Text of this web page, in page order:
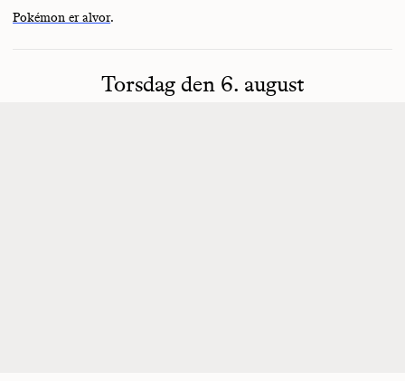
Pokémon er alvor.
Torsdag den 6. august